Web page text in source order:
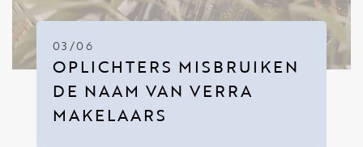
03/06
OPLICHTERS MISBRUIKEN
DE NAAM VAN VERRA
MAKELAARS